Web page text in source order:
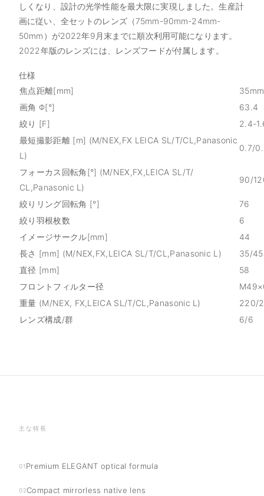
しくなり、設計の光学性能を最大限に実現しました。生産計
画に従い、全セットのレンズ（75mm-90mm-24mm-
50mm）が2022年9月末までに順次利用可能になります。
2022年版のレンズには、レンズフードが付属します。
仕様
焦点距離[mm]
35mm
画角 Φ[°]
63.4
絞り [F]
2.4-
最短撮影距離 [m] (M/NEX,FX LEICA SL/T/CL,Panasonic
L)
0.7/
フォーカス回転角[°] (M/NEX,FX,LEICA SL/T/
CL,Panasonic L)
90/
絞りリング回転角 [°]
76
絞り羽根枚数
6
イメージサークル[mm]
44
長さ [mm] (M/NEX,FX,LEICA SL/T/CL,Panasonic L)
35/45
直径 [mm]
58
フロントフィルター径
重量 (M/NEX, FX,LEICA SL/T/CL,Panasonic L)
220/
レンズ構成/群
6/6
主な特長
01Premium ELEGANT optical formula
02Compact mirrorless native lens